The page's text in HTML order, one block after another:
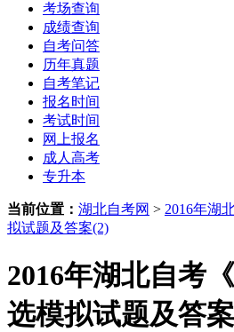
考场查询
成绩查询
自考问答
历年真题
自考笔记
报名时间
考试时间
网上报名
成人高考
专升本
当前位置： 湖北自考网 > 2016年湖
拟试题及答案(2)
2016年湖北自考
选模拟试题及答